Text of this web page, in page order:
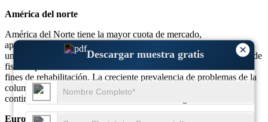
×
Descargar muestra gratis
América del norte
América del Norte tiene la mayor cuota de mercado,
aproximadamente el 36 %, impulsada por un alto conocimiento y
una infraestructura sanitaria avanzada. Casi el 60% de las clínicas de
fisioterapia en los EE. UU. utilizan sillas de tracción cervical con
fines de rehabilitación. La creciente prevalencia de problemas de la
columna cervical, que afectan a alrededor del 45% de los adultos,
continúa fortaleciendo la demanda en toda la región.
Europa